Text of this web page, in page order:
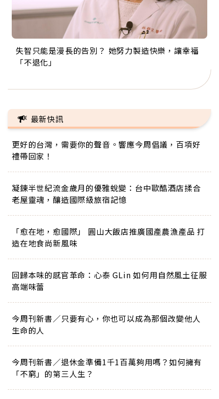
失智只能是漫長的告別？ 她努力製造快樂，讓幸福
「不退化」
來自剛果的巧克力神父 為台灣奉獻36年 「台灣是我
的家，我連作夢都講台語！」
63歲卸矽谷副總、搬回台灣找快樂！「蛋黃哥小
丑」走進安養院，逗樂上萬爺奶：退休後才開始真
104歲打破金氏世界紀錄 成為全球最年長羽球選
手，分享長壽的秘密原來是「這個」
事業巔峰他選擇追夢…黑手阿伯拉小提琴還登上小
巨蛋！連CNN都大讚！
最新快訊
更好的台灣，需要你的聲音。響應今周倡議，百項好
禮帶回家！
凝鍊半世紀流金歲月的優雅蛻變：台中歐酷酒店揉合
老屋靈魂，釀造國際級旅宿記憶
「愈在地，愈國際」 圓山大飯店推廣國產農漁產品 打
造在地食尚新風味
回歸本味的感官革命：心泰 GLin 如何用自然風土征服
高端味蕾
今周刊新書／只要有心，你也可以成為那個改變他人
生命的人
今周刊新書／退休金準備1千1百萬夠用嗎？如何擁有
「不窮」的第三人生？